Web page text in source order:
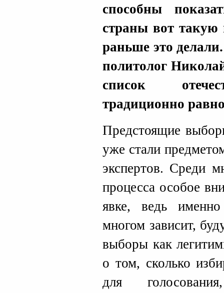
способны
страны вот
раньше это
политолог
список
традиционно
Предстоящие
уже стали
экспертов. Среди
процесса особое
явке, ведь
многом зависит,
выборы как
о том, сколько
для